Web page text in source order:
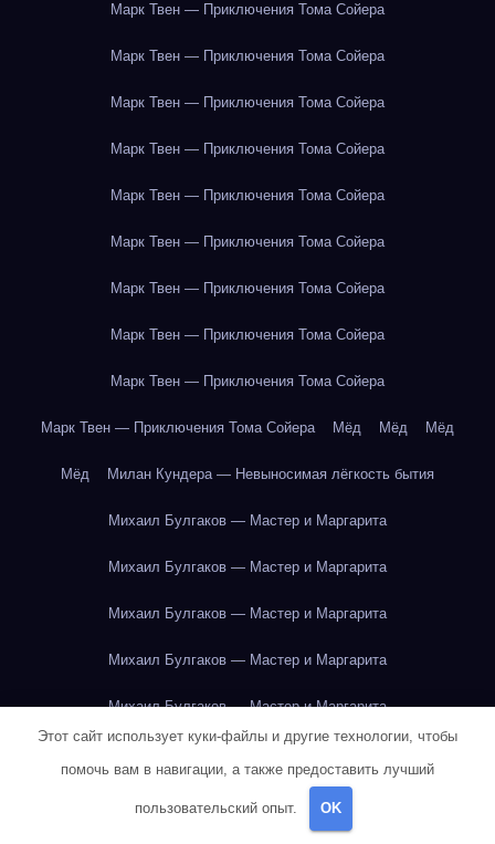
Марк Твен — Приключения Тома Сойера
Марк Твен — Приключения Тома Сойера
Марк Твен — Приключения Тома Сойера
Марк Твен — Приключения Тома Сойера
Марк Твен — Приключения Тома Сойера
Марк Твен — Приключения Тома Сойера
Марк Твен — Приключения Тома Сойера
Марк Твен — Приключения Тома Сойера
Марк Твен — Приключения Тома Сойера
Марк Твен — Приключения Тома Сойера Мёд Мёд Мёд
Мёд Милан Кундера — Невыносимая лёгкость бытия
Михаил Булгаков — Мастер и Маргарита
Михаил Булгаков — Мастер и Маргарита
Михаил Булгаков — Мастер и Маргарита
Михаил Булгаков — Мастер и Маргарита
Михаил Булгаков — Мастер и Маргарита
Михаил Булгаков — Мастер и Маргарита
Этот сайт использует куки-файлы и другие технологии, чтобы
помочь вам в навигации, а также предоставить лучший
пользовательский опыт. OK